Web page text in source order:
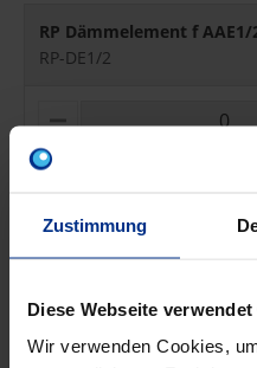
Zustimmung
Diese Webseite
Wir verwenden Cookies,
RP Dämmelement f
RP-DE1/2
M
RP Dämmelement f AAE3/
RP-DE3/4
I